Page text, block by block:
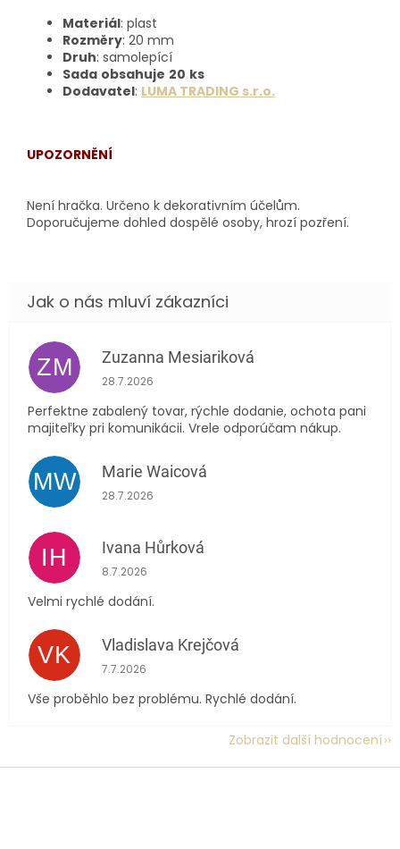
Materiál: plast
Rozměry: 20 mm
Druh: samolepící
Sada obsahuje 20 ks
Dodavatel: LUMA TRADING s.r.o.
UPOZORNĚNÍ
Není hračka. Určeno k dekorativním účelům.
Doporučujeme dohled dospělé osoby, hrozí pozření.
ZM Zuzanna Mesiariková
Hodnocení obchodu je 5 z 5 hvězdiček.
28.7.2026
Perfektne zabalený tovar, rýchle dodanie, ochota pani
majiteľky pri komunikácii. Vrele odporúčam nákup.
MW Marie Waicová
Hodnocení obchodu je 5 z 5 hvězdiček.
28.7.2026
IH Ivana Hůrková
Hodnocení obchodu je 5 z 5 hvězdiček.
8.7.2026
Velmi rychlé dodání.
VK Vladislava Krejčová
Hodnocení obchodu je 5 z 5 hvězdiček.
7.7.2026
Vše proběhlo bez problému. Rychlé dodání.
Zobrazit další hodnocení